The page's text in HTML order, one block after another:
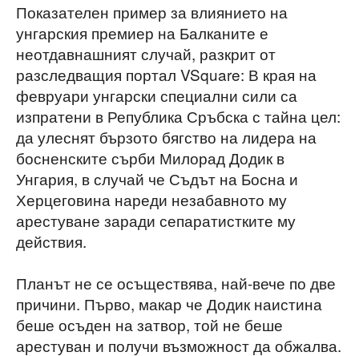
Показателен пример за влиянието на
унгарския премиер на Балканите е
неотдавнашният случай, разкрит от
разследващия портал VSquare: В края на
февруари унгарски специални сили са
изпратени в Република Сръбска с тайна цел:
да улеснят бързото бягство на лидера на
босненските сърби Милорад Додик в
Унгария, в случай че Съдът на Босна и
Херцеговина нареди незабавното му
арестуване заради сепаратистките му
действия.
Планът не се осъществява, най-вече по две
причини. Първо, макар че Додик наистина
беше осъден на затвор, той не беше
арестуван и получи възможност да обжалва.